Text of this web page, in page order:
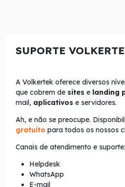
SUPORTE
A Volkertek oferece diversos
que cobrem de sites e landing
mail, aplicativos e servidores.
Ah, e não se preocupe.
gratuito para todos os nossos
Canais de atendimento e suporte:
Helpdesk
WhatsApp
E-mail